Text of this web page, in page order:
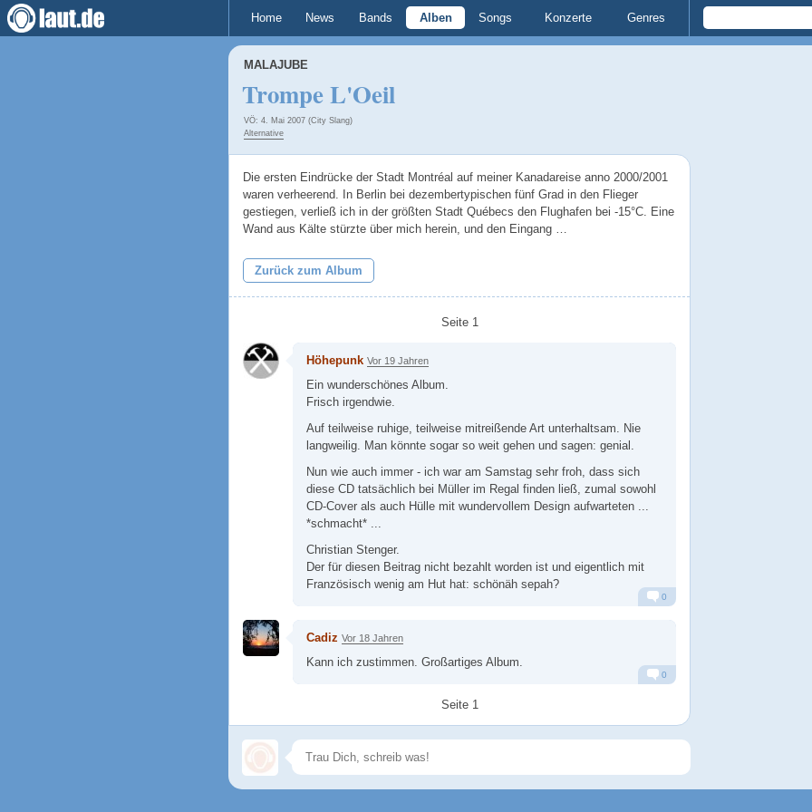
Home News Bands Alben Songs Konzerte Genres
MALAJUBE
Trompe L'Oeil
VÖ: 4. Mai 2007 (City Slang)
Alternative
Die ersten Eindrücke der Stadt Montréal auf meiner Kanadareise anno 2000/2001
waren verheerend. In Berlin bei dezembertypischen fünf Grad in den Flieger
gestiegen, verließ ich in der größten Stadt Québecs den Flughafen bei -15°C. Eine
Wand aus Kälte stürzte über mich herein, und den Eingang …
Zurück zum Album
Seite 1
Höhepunk Vor 19 Jahren
Ein wunderschönes Album.
Frisch irgendwie.
Auf teilweise ruhige, teilweise mitreißende Art unterhaltsam. Nie
langweilig. Man könnte sogar so weit gehen und sagen: genial.
Nun wie auch immer - ich war am Samstag sehr froh, dass sich
diese CD tatsächlich bei Müller im Regal finden ließ, zumal sowohl
CD-Cover als auch Hülle mit wundervollem Design aufwarteten ...
*schmacht* ...
Christian Stenger.
Der für diesen Beitrag nicht bezahlt worden ist und eigentlich mit
Französisch wenig am Hut hat: schönäh sepah?
0
Cadiz Vor 18 Jahren
Kann ich zustimmen. Großartiges Album.
0
Seite 1
Speichern